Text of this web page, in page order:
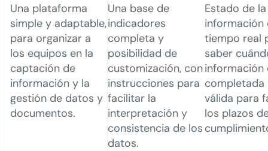
Una plataforma
simple y adaptable,
para organizar a
los equipos en la
captación de
información y la
gestión de datos y
documentos.​
Una base de
indicadores
completa y
posibilidad de
customización, con
instrucciones para
facilitar la
interpretación y
consistencia de los
datos.
Estado de la
información
tiempo real
saber
información
completada
válida para
los plazos